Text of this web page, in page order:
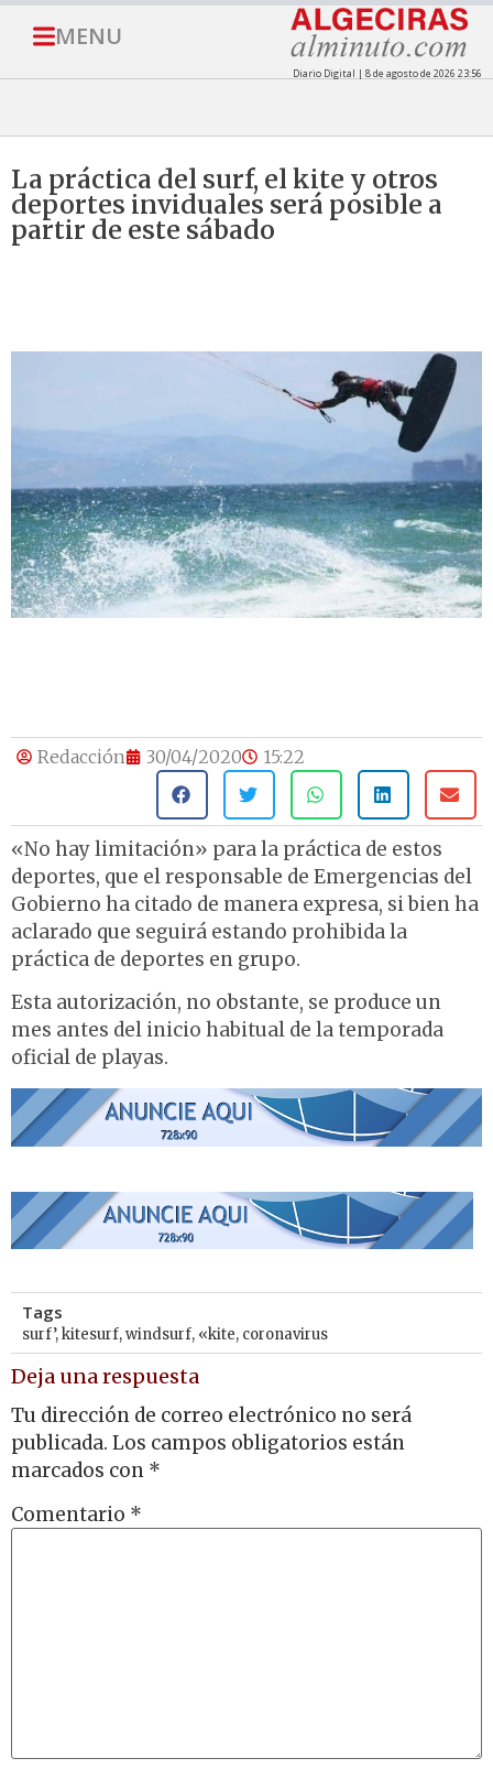
MENU
Diario Digital | 8 de agosto de 2026 23:56
La práctica del surf, el kite y otros
deportes inviduales será posible a
partir de este sábado
Redacción 30/04/2020 15:22
«No hay limitación» para la práctica de estos
deportes, que el responsable de Emergencias del
Gobierno ha citado de manera expresa, si bien ha
aclarado que seguirá estando prohibida la
práctica de deportes en grupo.
Esta autorización, no obstante, se produce un
mes antes del inicio habitual de la temporada
oficial de playas.
Tags
surf’,kitesurf,windsurf, «kite, coronavirus
Deja una respuesta
Tu dirección de correo electrónico no será
publicada. Los campos obligatorios están
marcados con *
Comentario *